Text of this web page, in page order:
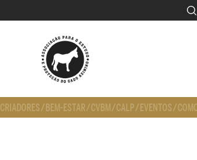
CRIADORES/ BEM-ESTAR/CVBM/CALP/ EVENTOS/